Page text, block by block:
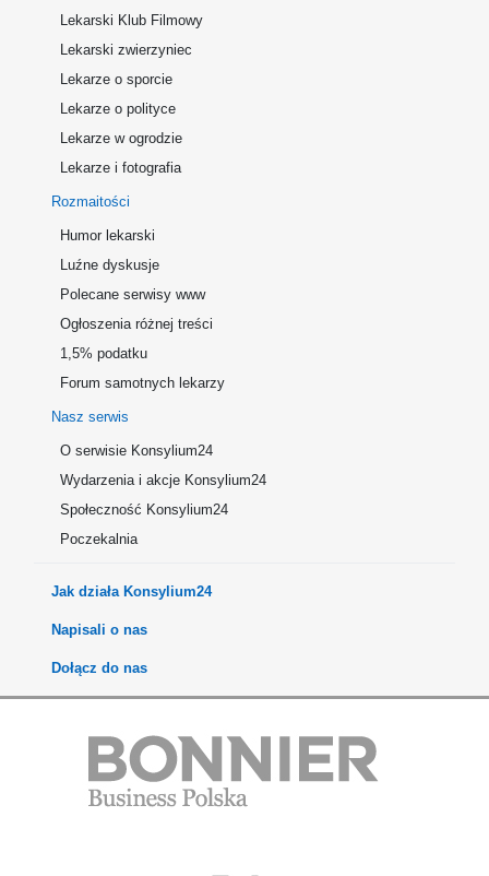
Lekarski Klub Filmowy
Lekarski zwierzyniec
Lekarze o sporcie
Lekarze o polityce
Lekarze w ogrodzie
Lekarze i fotografia
Rozmaitości
Humor lekarski
Luźne dyskusje
Polecane serwisy www
Ogłoszenia różnej treści
1,5% podatku
Forum samotnych lekarzy
Nasz serwis
O serwisie Konsylium24
Wydarzenia i akcje Konsylium24
Społeczność Konsylium24
Poczekalnia
Jak działa Konsylium24
Napisali o nas
Dołącz do nas